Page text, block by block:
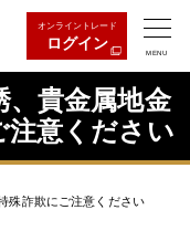
オンライントレード
ログイン
MENU
、貴金属地金
注意ください
殊詐欺にご注意ください